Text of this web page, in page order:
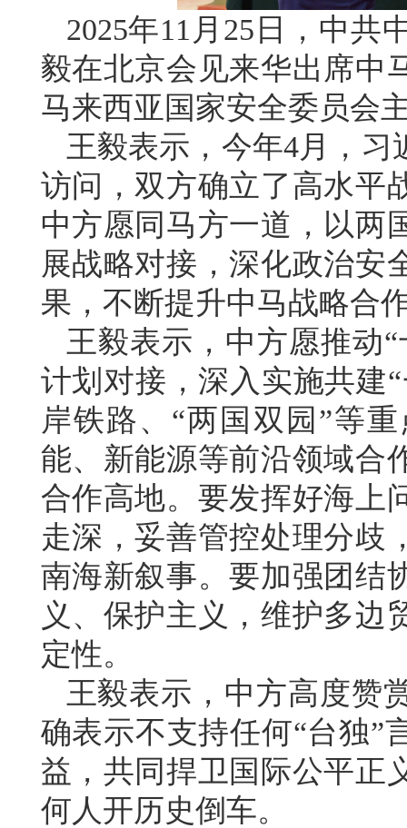
2025年11月25日，中共
毅在北京会见来华出席中
马来西亚国家安全委员会
王毅表示，今年4月，
访问，双方确立了高水平
中方愿同马方一道，以两
展战略对接，深化政治安
果，不断提升中马战略合
王毅表示，中方愿推动
计划对接，深入实施共建
岸铁路、“两国双园”等
能、新能源等前沿领域合
合作高地。要发挥好海上
走深，妥善管控处理分歧
南海新叙事。要加强团结
义、保护主义，维护多边
定性。
王毅表示，中方高度赞
确表示不支持任何“台独”
益，共同捍卫国际公平正
何人开历史倒车。